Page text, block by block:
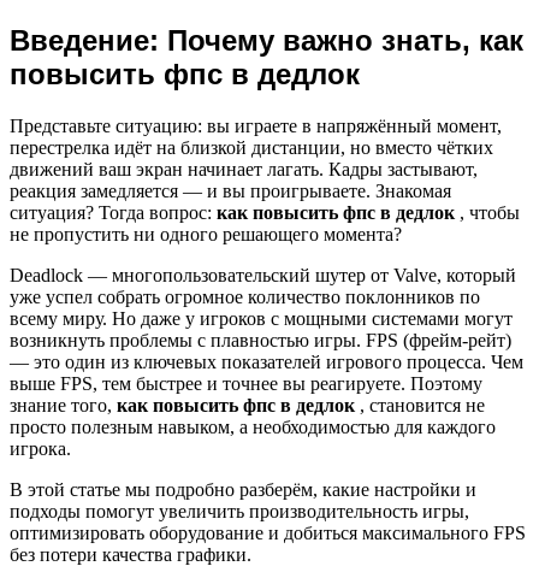
Введение: Почему важно знать, как
повысить фпс в дедлок
Представьте ситуацию: вы играете в напряжённый момент,
перестрелка идёт на близкой дистанции, но вместо чётких
движений ваш экран начинает лагать. Кадры застывают,
реакция замедляется — и вы проигрываете. Знакомая
ситуация? Тогда вопрос: как повысить фпс в дедлок , чтобы
не пропустить ни одного решающего момента?
Deadlock — многопользовательский шутер от Valve, который
уже успел собрать огромное количество поклонников по
всему миру. Но даже у игроков с мощными системами могут
возникнуть проблемы с плавностью игры. FPS (фрейм-рейт)
— это один из ключевых показателей игрового процесса. Чем
выше FPS, тем быстрее и точнее вы реагируете. Поэтому
знание того, как повысить фпс в дедлок , становится не
просто полезным навыком, а необходимостью для каждого
игрока.
В этой статье мы подробно разберём, какие настройки и
подходы помогут увеличить производительность игры,
оптимизировать оборудование и добиться максимального FPS
без потери качества графики.